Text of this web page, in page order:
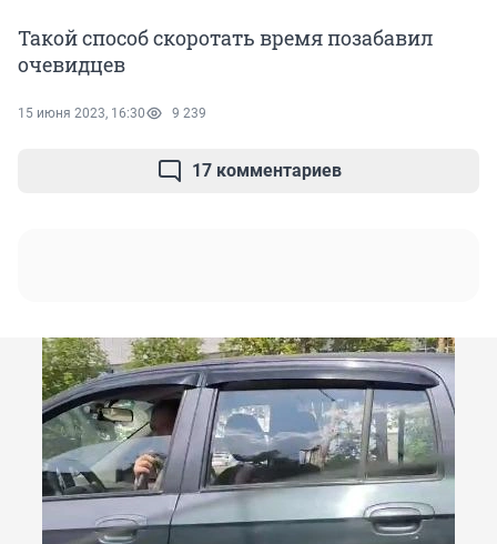
Такой способ скоротать время позабавил
очевидцев
15 июня 2023, 16:30 9 239
17 комментариев